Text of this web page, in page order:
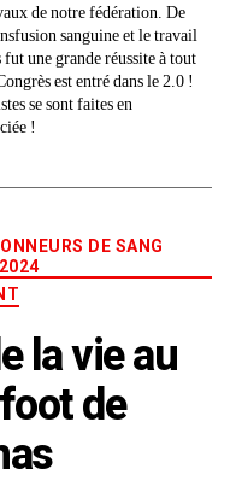
de notre fédération. De
sanguine et le travail
une grande réussite à tout
est entré dans le 2.0 !
se sont faites en
!
DE SANG
la vie au
de